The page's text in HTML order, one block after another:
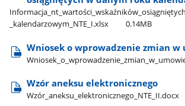
_kalendarzowym​_NTE​_I.xlsx
0.14MB
Wniosek o wprowadzenie zmian w
Wzór aneksu elektronicznego
Wzór​_aneksu​_elektronicznego​_NTE​_II.docx